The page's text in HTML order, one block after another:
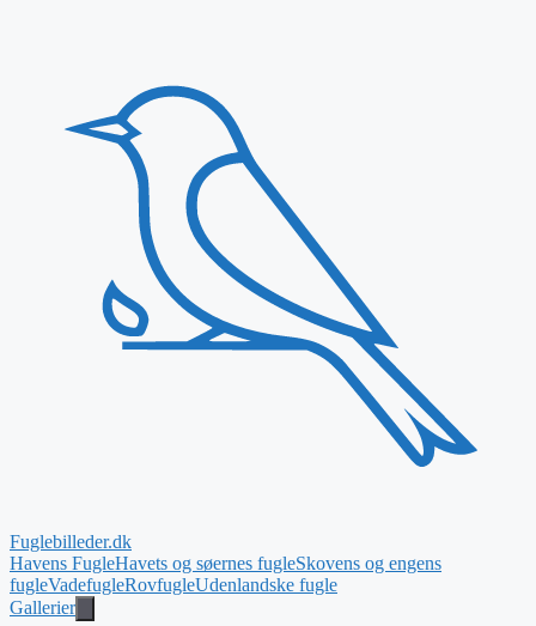
Fuglebilleder.dk
Havens FugleHavets og søernes fugleSkovens og engens
fugleVadefugleRovfugleUdenlandske fugle
Gallerier